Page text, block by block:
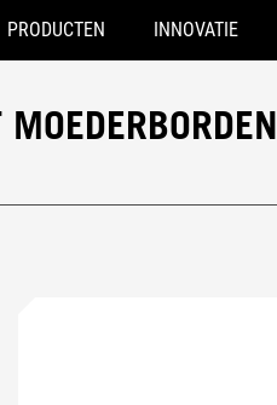
PRODUCTEN INNOVATIE